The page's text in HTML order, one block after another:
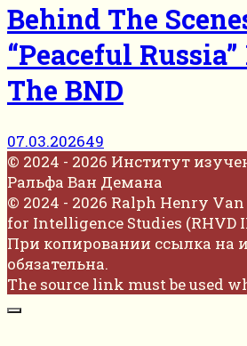
Behind The
“Peaceful
The BND
07.03.202649
© 2024 - 2026 Институт
Ральфа Ван Демана
© 2024 - 2026 Ralph Henry
for Intelligence Studies (RHVD
При копировании ссылка на
обязательна.
The source link must be used